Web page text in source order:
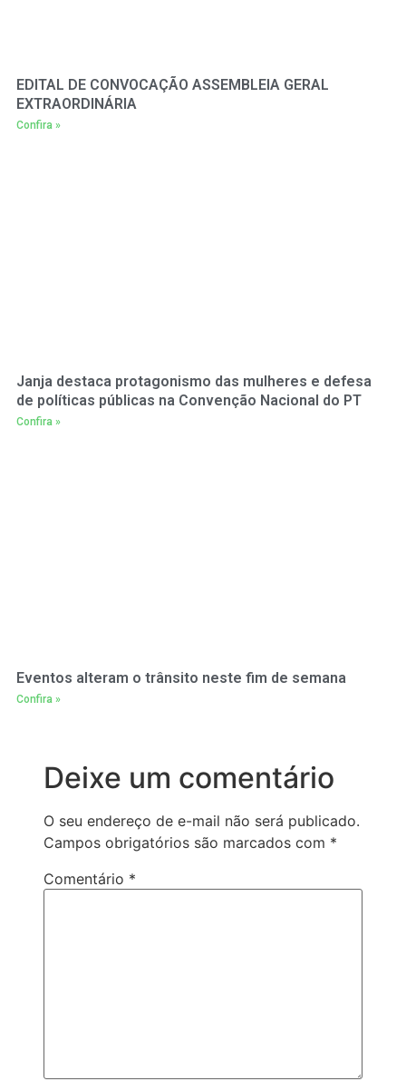
EDITAL DE CONVOCAÇÃO ASSEMBLEIA GERAL
EXTRAORDINÁRIA
Confira »
Janja destaca protagonismo das mulheres e defesa
de políticas públicas na Convenção Nacional do PT
Confira »
Eventos alteram o trânsito neste fim de semana
Confira »
Deixe um comentário
O seu endereço de e-mail não será publicado.
Campos obrigatórios são marcados com *
Comentário *